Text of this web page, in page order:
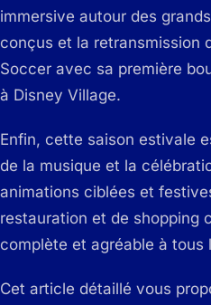
immersive autour des
conçus et la retransmission
Soccer avec sa première
à Disney Village.
Enfin, cette saison estivale
de la musique et la
animations ciblées et
restauration et de shopping
complète et agréable à tous
Cet article détaillé vous